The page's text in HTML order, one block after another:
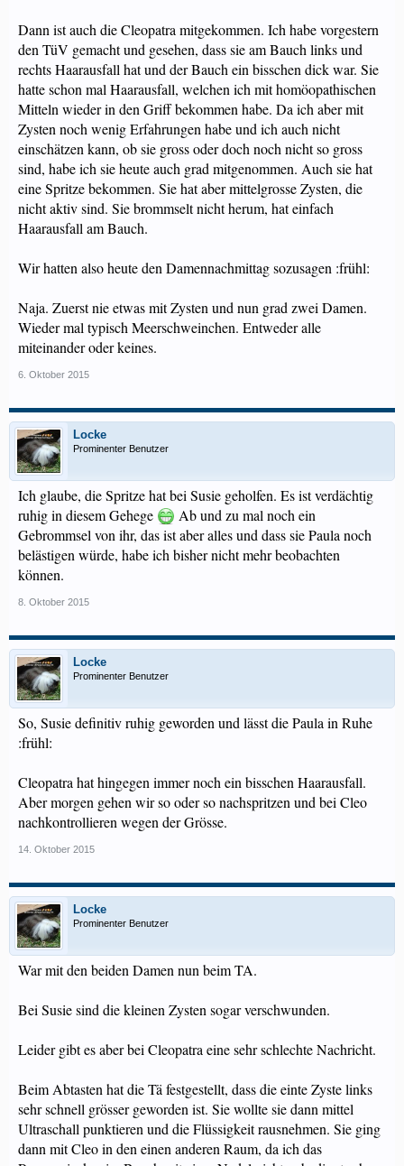
Dann ist auch die Cleopatra mitgekommen. Ich habe vorgestern
den TüV gemacht und gesehen, dass sie am Bauch links und
rechts Haarausfall hat und der Bauch ein bisschen dick war. Sie
hatte schon mal Haarausfall, welchen ich mit homöopathischen
Mitteln wieder in den Griff bekommen habe. Da ich aber mit
Zysten noch wenig Erfahrungen habe und ich auch nicht
einschätzen kann, ob sie gross oder doch noch nicht so gross
sind, habe ich sie heute auch grad mitgenommen. Auch sie hat
eine Spritze bekommen. Sie hat aber mittelgrosse Zysten, die
nicht aktiv sind. Sie brommselt nicht herum, hat einfach
Haarausfall am Bauch.
Wir hatten also heute den Damennachmittag sozusagen :frühl:
Naja. Zuerst nie etwas mit Zysten und nun grad zwei Damen.
Wieder mal typisch Meerschweinchen. Entweder alle
miteinander oder keines.
6. Oktober 2015
Locke
Prominenter Benutzer
Ich glaube, die Spritze hat bei Susie geholfen. Es ist verdächtig
ruhig in diesem Gehege
Ab und zu mal noch ein
Gebrommsel von ihr, das ist aber alles und dass sie Paula noch
belästigen würde, habe ich bisher nicht mehr beobachten
können.
8. Oktober 2015
Locke
Prominenter Benutzer
So, Susie definitiv ruhig geworden und lässt die Paula in Ruhe
:frühl:
Cleopatra hat hingegen immer noch ein bisschen Haarausfall.
Aber morgen gehen wir so oder so nachspritzen und bei Cleo
nachkontrollieren wegen der Grösse.
14. Oktober 2015
Locke
Prominenter Benutzer
War mit den beiden Damen nun beim TA.
Bei Susie sind die kleinen Zysten sogar verschwunden.
Leider gibt es aber bei Cleopatra eine sehr schlechte Nachricht.
Beim Abtasten hat die Tä festgestellt, dass die einte Zyste links
sehr schnell grösser geworden ist. Sie wollte sie dann mittel
Ultraschall punktieren und die Flüssigkeit rausnehmen. Sie ging
dann mit Cleo in den einen anderen Raum, da ich das